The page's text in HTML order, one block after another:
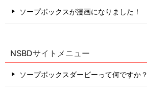
ソープボックスが漫画になりました！
NSBDサイトメニュー
ソープボックスダービーって何ですか？